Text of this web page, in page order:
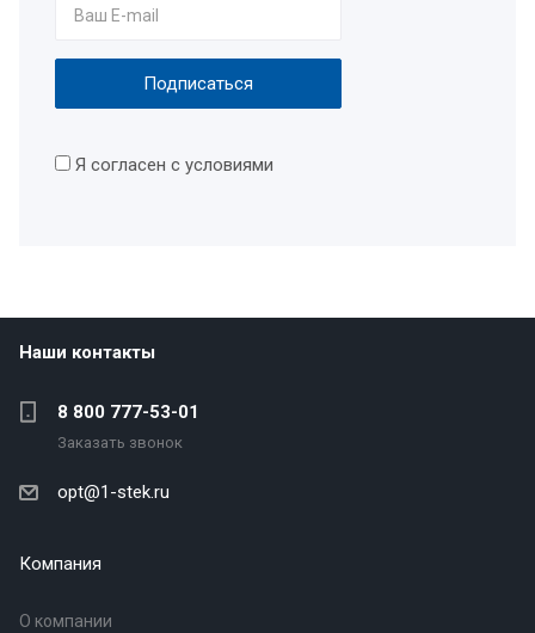
Я согласен с условиями
Наши контакты
8 800 777-53-01
Заказать звонок
opt@1-stek.ru
Компания
О компании